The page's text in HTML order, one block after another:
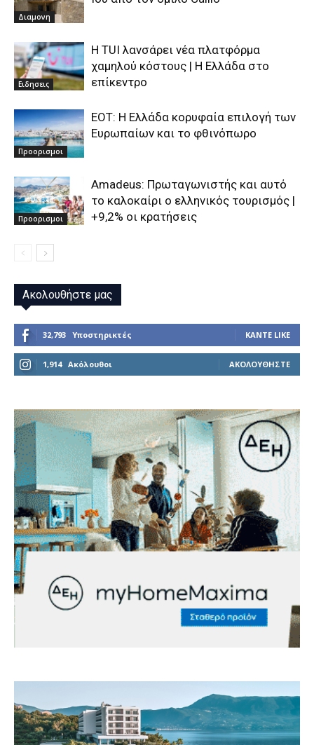
Διαμονη
Ειδησεις
Η TUI λανσάρει νέα πλατφόρμα
χαμηλού κόστους | Η Ελλάδα στο
επίκεντρο
Προορισμοι
ΕΟΤ: Η Ελλάδα κορυφαία επιλογή των
Ευρωπαίων και το φθινόπωρο
Προορισμοι
Amadeus: Πρωταγωνιστής και αυτό
το καλοκαίρι ο ελληνικός τουρισμός |
+9,2% οι κρατήσεις
Ακολουθήστε μας
32,793 Υποστηρικτές ΚΆΝΤΕ LIKE
1,914 Ακόλουθοι ΑΚΟΛΟΥΘΉΣΤΕ